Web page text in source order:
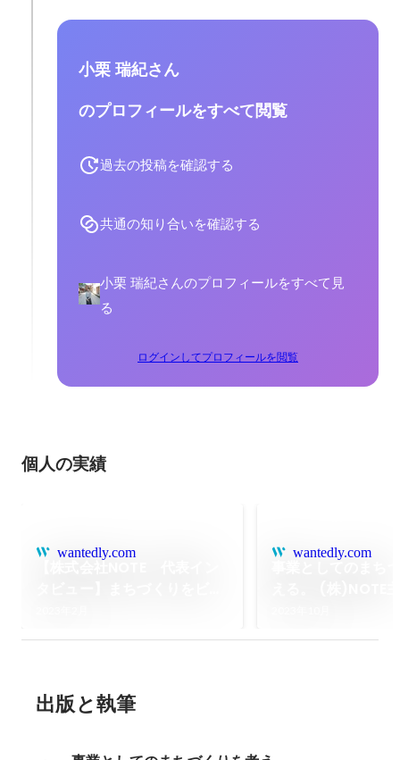
小栗 瑞紀さん
のプロフィールをすべて閲覧
過去の投稿を確認する
共通の知り合いを確認する
小栗 瑞紀さんのプロフィールをすべて見
る
ログインしてプロフィールを閲覧
個人の実績
wantedly.com wantedly.com
出版と執筆